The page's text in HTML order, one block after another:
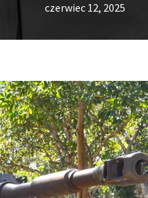
czerwiec 12, 2025